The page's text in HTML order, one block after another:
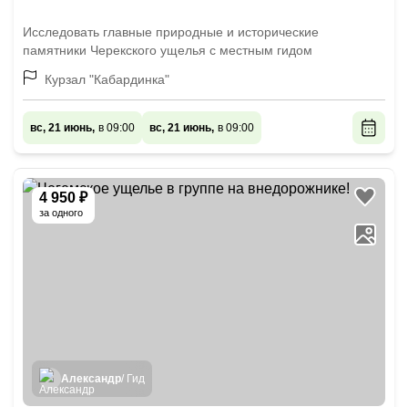
Исследовать главные природные и исторические
памятники Черекского ущелья с местным гидом
Курзал "Кабардинка"
вс, 21 июнь, в 09:00 вс, 21 июнь, в 09:00
4 950 ₽
за одного
Александр/ Гид